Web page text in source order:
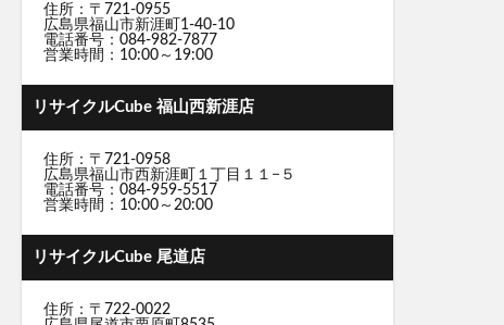
住所：〒721-0955
広島県福山市新涯町1-40-10
電話番号：084-982-7877
営業時間：10:00～19:00
リサイクルCube 福山西新涯店
住所：〒721-0958
広島県福山市西新涯町１丁目１１−５
電話番号：084-959-5517
営業時間：10:00～20:00
リサイクルCube 尾道店
住所：〒722-0022